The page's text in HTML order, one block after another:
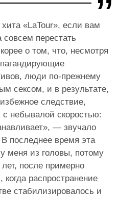
«LaTour», если вам
перестать
о том, что, несмотря
люди по-прежнему
сексом, и в результате,
следствие,
небывалой скоростью:
— звучало
последнее время эта
меня из головы, потому
после примерно
распространение
стабилизировалось и